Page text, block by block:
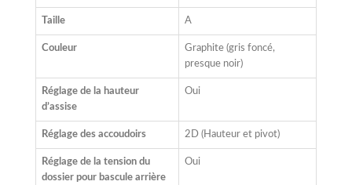
Taille A
Couleur
Graphite (gris foncé,
presque noir)
Réglage de la hauteur
d’assise
Oui
Réglage des accoudoirs 2D (Hauteur et pivot)
Réglage de la tension du
dossier pour bascule arrière
Oui